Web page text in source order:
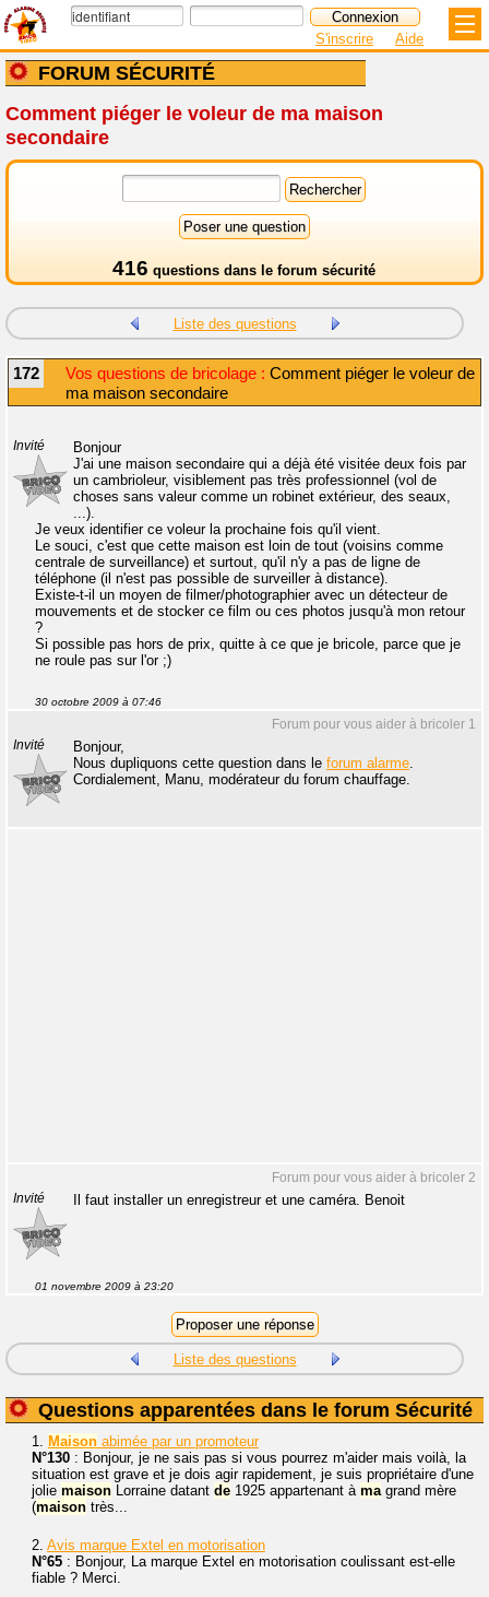
FORUM SÉCURITÉ
S'inscrire Aide
Comment piéger le voleur de ma maison
secondaire
416 questions dans le forum sécurité
Liste des questions
172 Vos questions de bricolage : Comment piéger le voleur de
ma maison secondaire
Invité
Bonjour
J'ai une maison secondaire qui a déjà été visitée deux fois par
un cambrioleur, visiblement pas très professionnel (vol de
choses sans valeur comme un robinet extérieur, des seaux,
...).
Je veux identifier ce voleur la prochaine fois qu'il vient.
Le souci, c'est que cette maison est loin de tout (voisins comme
centrale de surveillance) et surtout, qu'il n'y a pas de ligne de
téléphone (il n'est pas possible de surveiller à distance).
Existe-t-il un moyen de filmer/photographier avec un détecteur de
mouvements et de stocker ce film ou ces photos jusqu'à mon retour
?
Si possible pas hors de prix, quitte à ce que je bricole, parce que je
ne roule pas sur l'or ;)
30 octobre 2009 à 07:46
Forum pour vous aider à bricoler 1
Invité
Bonjour,
Nous dupliquons cette question dans le forum alarme.
Cordialement, Manu, modérateur du forum chauffage.
Forum pour vous aider à bricoler 2
Invité Il faut installer un enregistreur et une caméra. Benoit
01 novembre 2009 à 23:20
Liste des questions
Questions apparentées dans le forum Sécurité
1. Maison abimée par un promoteur
N°130 : Bonjour, je ne sais pas si vous pourrez m'aider mais voilà, la
situation est grave et je dois agir rapidement, je suis propriétaire d'une
jolie maison Lorraine datant de 1925 appartenant à magrand mère
(maison très...
2. Avis marque Extel en motorisation
N°65 : Bonjour, La marque Extel en motorisation coulissant est-elle
fiable ? Merci.